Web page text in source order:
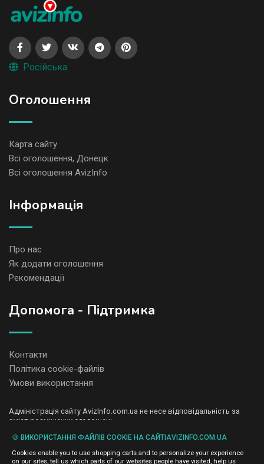
Російська
Оголошення
Карта сайту
Всі оголошення, Донецк
Всі оголошення AvizInfo
Iнформація
Про нас
Як додати оголошення
Рекомендації
Допомога - Підтримка
Контакти
Політика cookie-файлів
Умови використання
Адміністрація сайту AvizInfo.com.ua не несе відповідальність за
зміст розміщених оголошень.
і не продаємо особисту інформацію зареєстрованих користувачів
AvizInfo.com.ua третім особам. Ми не відповідаємо за правила
конфіденційності сайтів на які посилається AvizInfo.com.ua. На
🍪 ВИКОРИСТАННЯ ФАЙЛІВ COOKIE НА САЙТІAVIZINFO.COM.UA
Cookies enable you to use shopping carts and to personalize your experience
on our sites, tell us which parts of our websites people have visited, help us